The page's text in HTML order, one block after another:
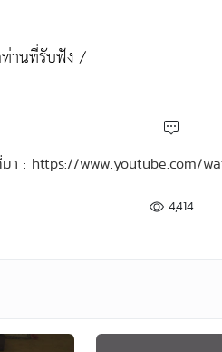
านที่รับฟัง /
า : https://www.youtube.com/
4,414